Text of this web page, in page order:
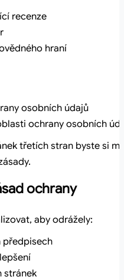
recenze
hraní
osobních údajů
ochrany osobních
třetích stran byste si
ochrany
aby odrážely:
předpisech
stránek